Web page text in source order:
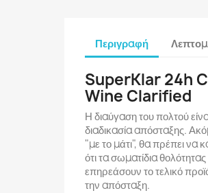
Περιγραφή
SuperKlar 24h
Wine Clarified
Η διαύγαση του πολτού
διαδικασία απόσταξης.
"με το μάτι", θα πρέπει να
ότι τα σωματίδια
επηρεάσουν το τελικό
την απόσταξη.